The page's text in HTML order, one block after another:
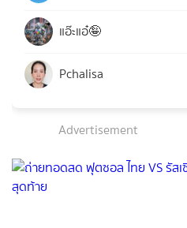
แอ๊ะแอ๋🤪
Pchalisa
Advertisement